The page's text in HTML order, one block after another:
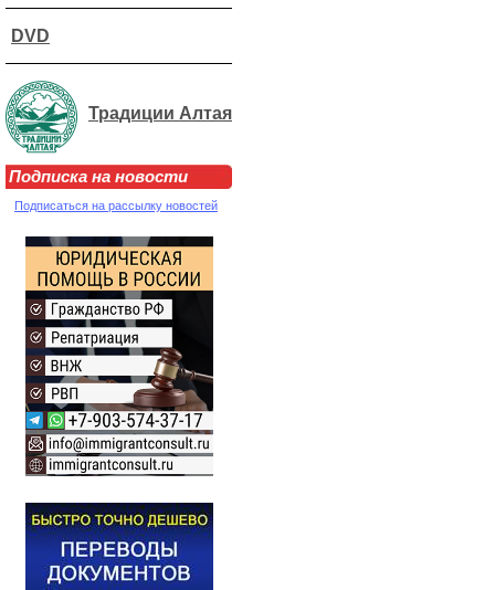
DVD
Традиции Алтая
Подписка на новости
Подписаться на рассылку новостей